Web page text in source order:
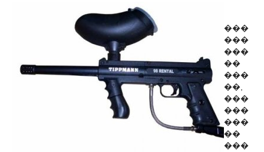
���
���
���
��
���
��,
���
���
���
��
���